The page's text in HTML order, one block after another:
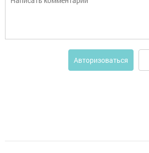
Авторизоваться